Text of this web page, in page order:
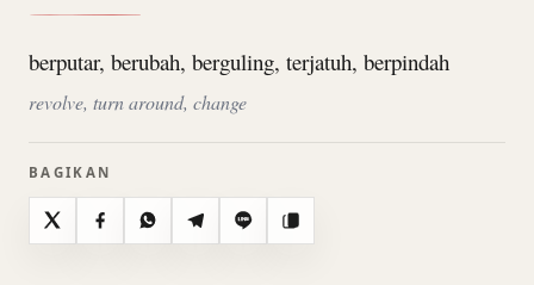
berputar, berubah, berguling, terjatuh, berpindah
revolve, turn around, change
BAGIKAN
X FacebookWhatsAppTelegramLine Salin